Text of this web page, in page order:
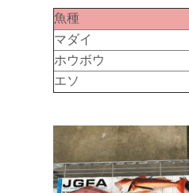
魚種
マダイ
ホウボウ
エソ